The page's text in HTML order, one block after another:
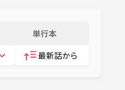
単行本
最新話から